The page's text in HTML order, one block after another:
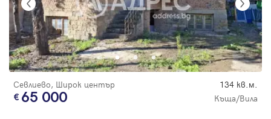
Севлиево, Широк център 134 кв.м.
65 000 Къща/Вила